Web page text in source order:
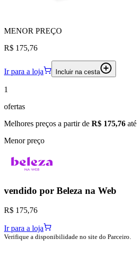
MENOR PREÇO
R$ 175,76
Ir para a loja Incluir na cesta
1
ofertas
Melhores preços a partir de R$ 175,76 até
Menor preço
vendido por Beleza na Web
R$ 175,76
Ir para a loja
Verifique a disponibilidade no site do Parceiro.